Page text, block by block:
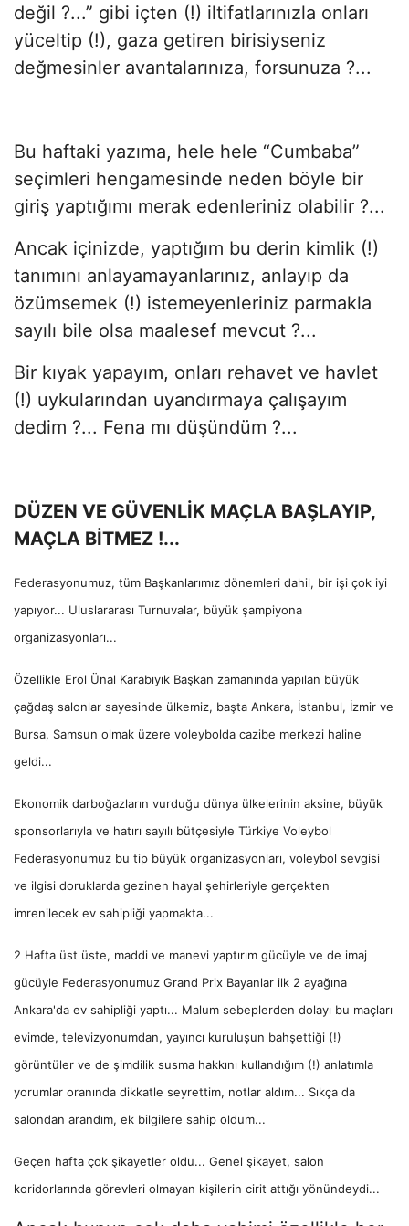
değil ?...” gibi içten (!) iltifatlarınızla onları
yüceltip (!), gaza getiren birisiyseniz
değmesinler avantalarınıza, forsunuza ?...
Bu haftaki yazıma, hele hele “Cumbaba”
seçimleri hengamesinde neden böyle bir
giriş yaptığımı merak edenleriniz olabilir ?...
Ancak içinizde, yaptığım bu derin kimlik (!)
tanımını anlayamayanlarınız, anlayıp da
özümsemek (!) istemeyenleriniz parmakla
sayılı bile olsa maalesef mevcut ?...
Bir kıyak yapayım, onları rehavet ve havlet
(!) uykularından uyandırmaya çalışayım
dedim ?... Fena mı düşündüm ?...
DÜZEN VE GÜVENLİK MAÇLA BAŞLAYIP,
MAÇLA BİTMEZ !...
Federasyonumuz, tüm Başkanlarımız dönemleri dahil, bir işi çok iyi
yapıyor... Uluslararası Turnuvalar, büyük şampiyona
organizasyonları...
Özellikle Erol Ünal Karabıyık Başkan zamanında yapılan büyük
çağdaş salonlar sayesinde ülkemiz, başta Ankara, İstanbul, İzmir ve
Bursa, Samsun olmak üzere voleybolda cazibe merkezi haline
geldi...
Ekonomik darboğazların vurduğu dünya ülkelerinin aksine, büyük
sponsorlarıyla ve hatırı sayılı bütçesiyle Türkiye Voleybol
Federasyonumuz bu tip büyük organizasyonları, voleybol sevgisi
ve ilgisi doruklarda gezinen hayal şehirleriyle gerçekten
imrenilecek ev sahipliği yapmakta...
2 Hafta üst üste, maddi ve manevi yaptırım gücüyle ve de imaj
gücüyle Federasyonumuz Grand Prix Bayanlar ilk 2 ayağına
Ankara'da ev sahipliği yaptı... Malum sebeplerden dolayı bu maçları
evimde, televizyonumdan, yayıncı kuruluşun bahşettiği (!)
görüntüler ve de şimdilik susma hakkını kullandığım (!) anlatımla
yorumlar oranında dikkatle seyrettim, notlar aldım... Sıkça da
salondan arandım, ek bilgilere sahip oldum...
Geçen hafta çok şikayetler oldu... Genel şikayet, salon
koridorlarında görevleri olmayan kişilerin cirit attığı yönündeydi...